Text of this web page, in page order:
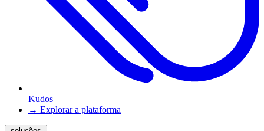
Kudos
→ Explorar a plataforma